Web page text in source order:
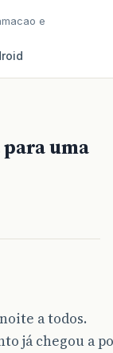
e
uma
a todos.
já chegou a